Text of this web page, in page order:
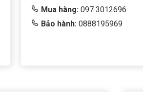
Mua hàng: 097 3012696
Bảo hành: 0888195969